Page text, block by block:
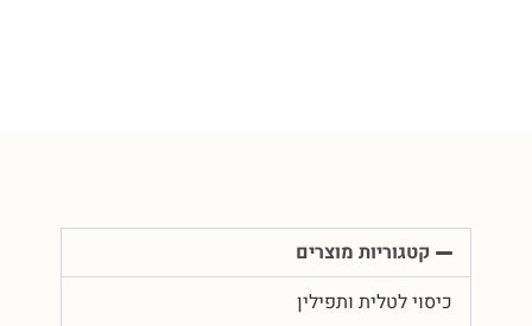
קטגוריות מוצרים
כיסוי לטלית ותפילין